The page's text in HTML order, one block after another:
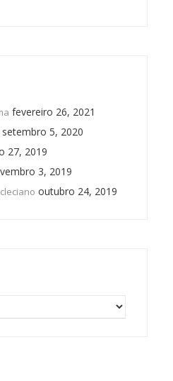
fevereiro 26, 2021
setembro 5, 2020
27, 2019
3, 2019
outubro 24, 2019